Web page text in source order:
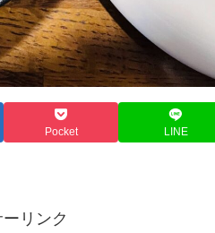
Pocket LINE
リンク